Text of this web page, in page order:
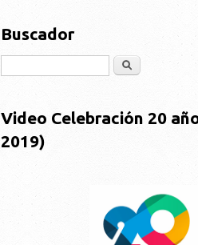
Buscador
Buscar
Video Celebración 20
2019)